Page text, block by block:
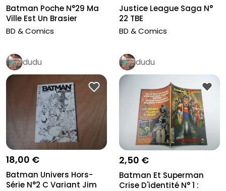
Batman Poche N°29 Ma
Ville Est Un Brasier
Sagediti...
BD & Comics
Justice League Saga N°
22 TBE
BD & Comics
dudu
18,00 €
Batman Univers Hors-
Série N°2 C Variant Jim
dudu
2,50 €
Batman Et Superman
Crise D'identité N° 1 :